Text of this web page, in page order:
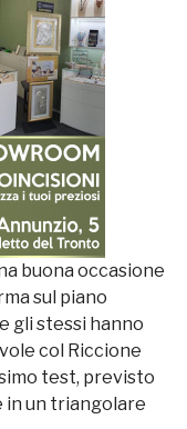
buona occasione
sul piano
gli stessi hanno
col Riccione
test, previsto
in un triangolare